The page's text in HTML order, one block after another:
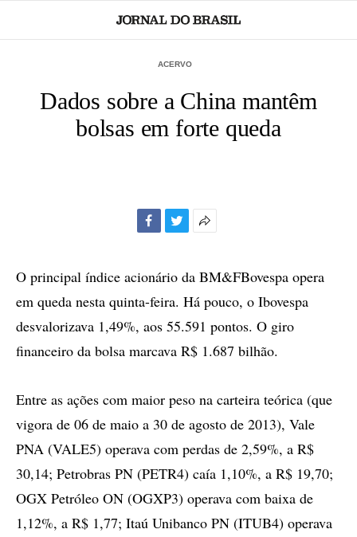
ACERVO
Dados sobre a China mantêm
bolsas em forte queda
compartilhamento
O principal índice acionário da BM&FBovespa opera
em queda nesta quinta-feira. Há pouco, o Ibovespa
desvalorizava 1,49%, aos 55.591 pontos. O giro
financeiro da bolsa marcava R$ 1.687 bilhão.
Entre as ações com maior peso na carteira teórica (que
vigora de 06 de maio a 30 de agosto de 2013), Vale
PNA (VALE5) operava com perdas de 2,59%, a R$
30,14; Petrobras PN (PETR4) caía 1,10%, a R$ 19,70;
OGX Petróleo ON (OGXP3) operava com baixa de
1,12%, a R$ 1,77; Itaú Unibanco PN (ITUB4) operava